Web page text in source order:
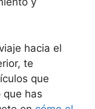
hacia el
te
que
has